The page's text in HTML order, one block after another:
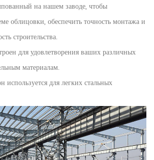
на нашем заводе, чтобы
облицовки, обеспечить точность монтажа и
строительства.
для удовлетворения ваших различных
материалам.
используется для легких стальных